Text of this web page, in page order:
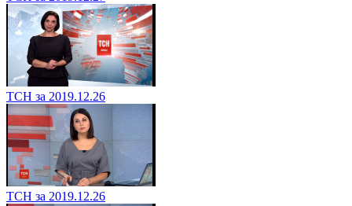
ТСН за 2019.12.26
ТСН за 2019.12.26